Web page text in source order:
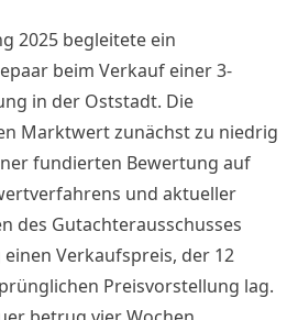
2025 begleitete ein
beim Verkauf einer 3-
in der Oststadt. Die
Marktwert zunächst zu niedrig
fundierten Bewertung auf
und aktueller
des Gutachterausschusses
Verkaufspreis, der 12
Preisvorstellung lag.